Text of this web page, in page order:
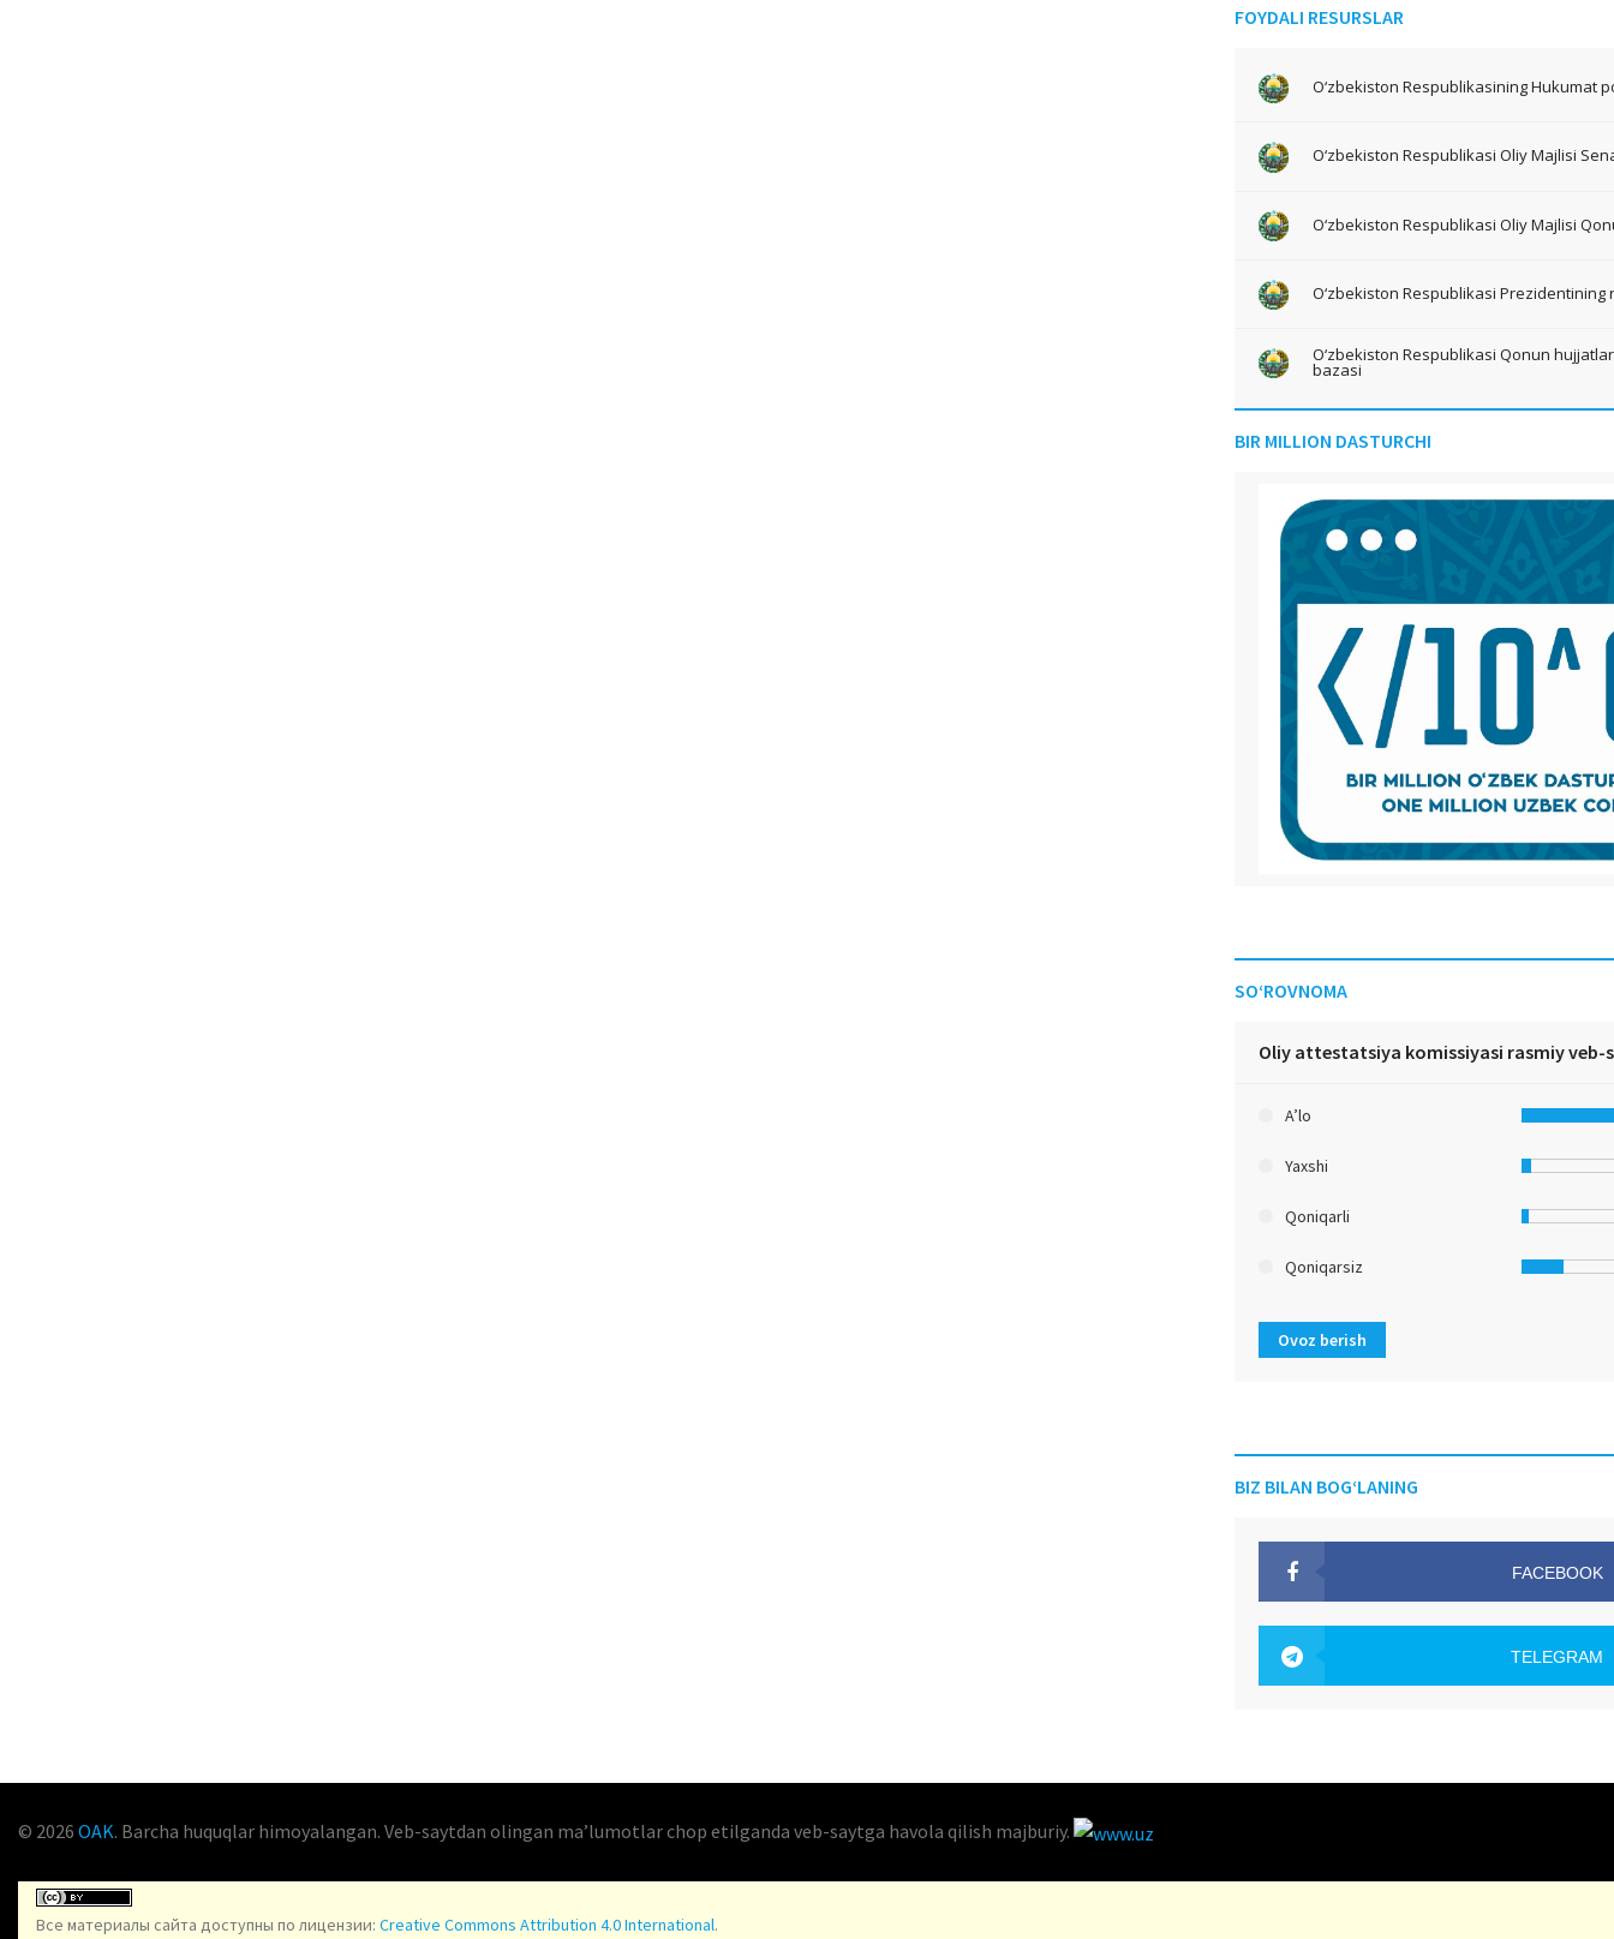
FOYDALI RESURSLAR
O‘zbekiston Respublikasining Hukumat
O‘zbekiston Respublikasi Oliy Majlisi
O‘zbekiston Respublikasi Oliy Majlisi
O‘zbekiston Respublikasi Prezidentining
O‘zbekiston Respublikasi Qonun
bazasi
BIR MILLION DASTURCHI
SO‘ROVNOMA
Oliy attestatsiya komissiyasi rasmiy
A’lo
Yaxshi
Qoniqarli
Qoniqarsiz
Ovoz berish
BIZ BILAN BOG‘LANING
FACEBOOK
TELEGRAM
© 2026 OAK. Barcha huquqlar himoyalangan. Veb-saytdan olingan maʼlumotlar chop etilganda veb-saytga havola qilish majburiy.
Все материалы сайта доступны по лицензии: Creative Commons Attribution 4.0 International.